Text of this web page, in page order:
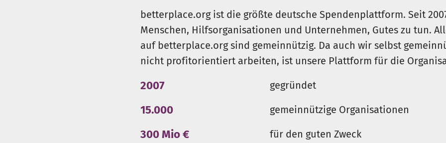
betterplace.org ist die größte deutsche Spendenplattform. Seit
Menschen, Hilfsorganisationen und Unternehmen, Gutes zu tun.
auf betterplace.org sind gemeinnützig. Da auch wir selbst
nicht profitorientiert arbeiten, ist unsere Plattform für die
2007 gegründet
15.000 gemeinnützige Organisationen
300 Mio € für den guten Zweck